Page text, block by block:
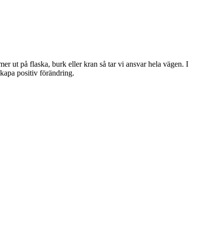
ut på flaska, burk eller kran så tar vi ansvar hela vägen. I
positiv förändring.